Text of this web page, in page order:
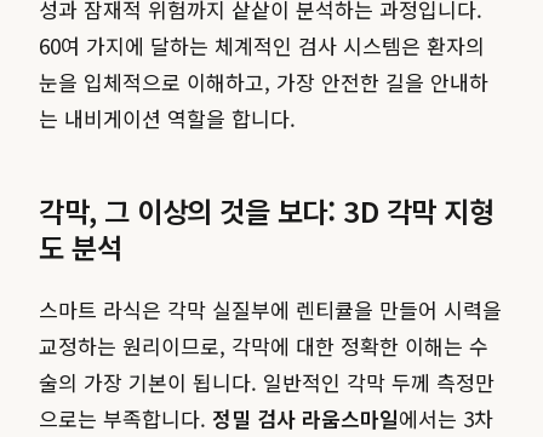
성과 잠재적 위험까지 샅샅이 분석하는 과정입니다.
60여 가지에 달하는 체계적인 검사 시스템은 환자의
눈을 입체적으로 이해하고, 가장 안전한 길을 안내하
는 내비게이션 역할을 합니다.
각막, 그 이상의 것을 보다: 3D 각막 지형
도 분석
스마트 라식은 각막 실질부에 렌티큘을 만들어 시력을
교정하는 원리이므로, 각막에 대한 정확한 이해는 수
술의 가장 기본이 됩니다. 일반적인 각막 두께 측정만
으로는 부족합니다. 정밀 검사 라움스마일에서는 3차